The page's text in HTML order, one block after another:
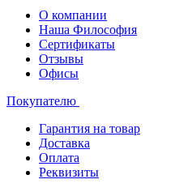
О компании
Наша Философия
Сертификаты
Отзывы
Офисы
Покупателю
Гарантия на товар
Доставка
Оплата
Реквизиты